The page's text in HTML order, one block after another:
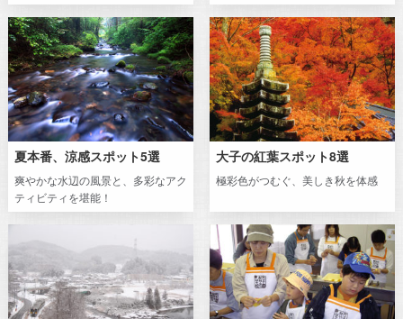
夏本番、涼感スポット5選
爽やかな水辺の風景と、多彩なアク
ティビティを堪能！
大子の紅葉スポット8選
極彩色がつむぐ、美しき秋を体感